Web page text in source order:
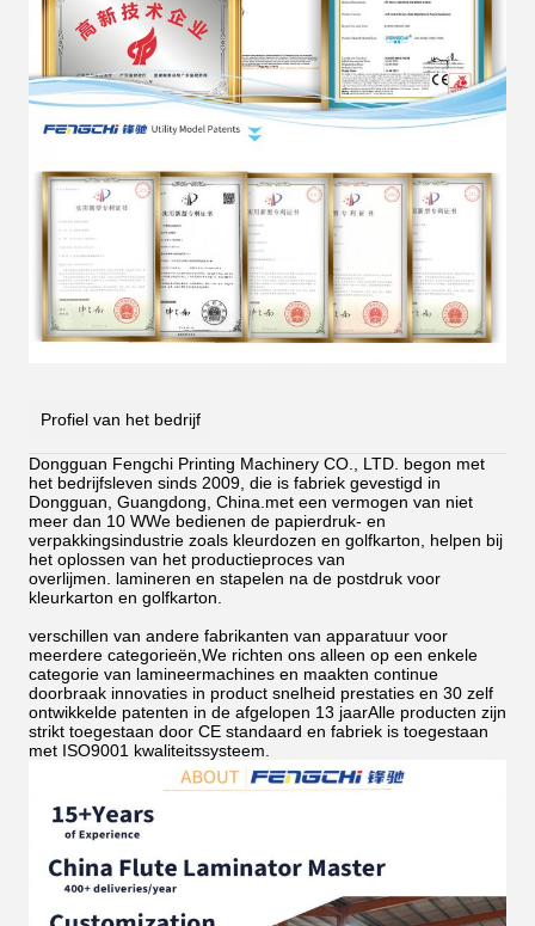
Profiel van het bedrijf
Dongguan Fengchi Printing Machinery CO., LTD. begon met
het bedrijfsleven sinds 2009, die is fabriek gevestigd in
Dongguan, Guangdong, China.met een vermogen van niet
meer dan 10 WWe bedienen de papierdruk- en
verpakkingsindustrie zoals kleurdozen en golfkarton, helpen bij
het oplossen van het productieproces van
overlijmen.
lamineren en stapelen na de postdruk voor
kleurkarton en golfkarton.
verschillen van andere fabrikanten van apparatuur voor
meerdere categorieën,We richten ons alleen op een enkele
categorie van lamineermachines en maakten continue
doorbraak innovaties in product snelheid prestaties en 30 zelf
ontwikkelde patenten in de afgelopen 13 jaarAlle producten zijn
strikt toegestaan door CE standaard en fabriek is toegestaan
met ISO9001 kwaliteitssysteem.